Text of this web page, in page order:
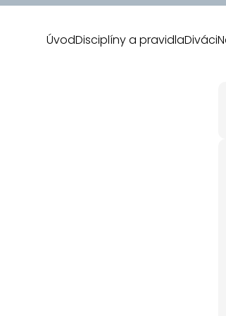
ÚvodDisciplíny a pravidlaDiváci